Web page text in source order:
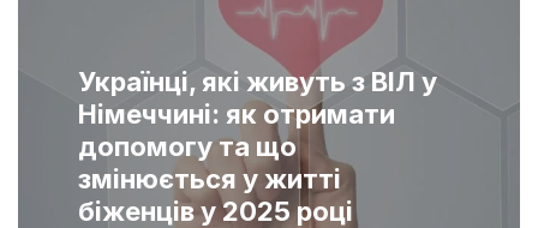
Українці, які живуть з ВІЛ у
Німеччині: як отримати
допомогу та що
змінюється у житті
біженців у 2025 році